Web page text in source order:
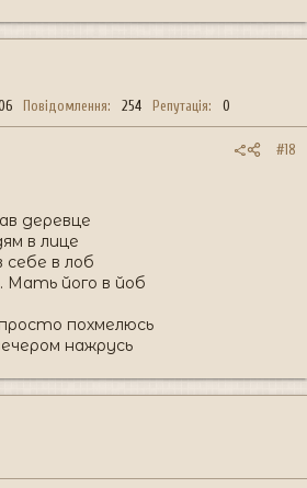
Повідомлення 254 Репутація 0
#18
деревце
в лице
себе в лоб
Мать його в йоб
похмелюсь
нажрусь